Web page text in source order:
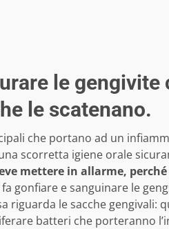
le
le scatenano.
che portano ad un
scorretta igiene orale
mettere in allarme,
gonfiare e sanguinare le
riguarda le sacche gengivali:
batteri che porteranno